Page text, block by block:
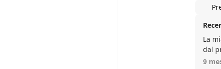
La
dal
9